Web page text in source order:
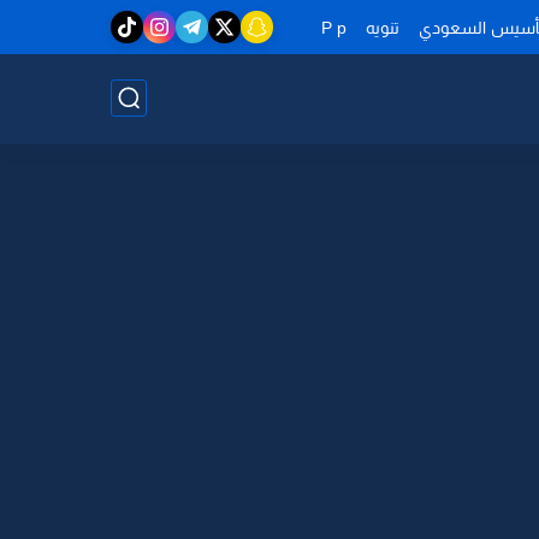
السعودي تنويه P p